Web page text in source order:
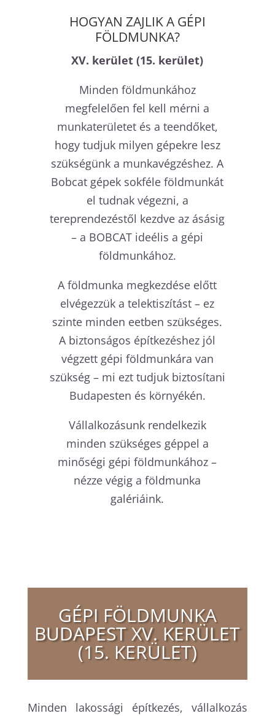
HOGYAN ZAJLIK A GÉPI
FÖLDMUNKA?
XV. kerület (15. kerület)
Minden földmunkához
megfelelően fel kell mérni a
munkaterületet és a teendőket,
hogy tudjuk milyen gépekre lesz
szükségünk a munkavégzéshez. A
Bobcat gépek sokféle földmunkát
el tudnak végezni, a
tereprendezéstől kezdve az ásásig
– a BOBCAT ideélis a gépi
földmunkához.
A földmunka megkezdése előtt
elvégezzük a telektiszítást – ez
szinte minden eetben szükséges.
A biztonságos építkezéshez jól
végzett gépi földmunkára van
szükség – mi ezt tudjuk biztosítani
Budapesten és környékén.
Vállalkozásunk rendelkezik
minden szükséges géppel a
minőségi gépi földmunkához –
nézze végig a földmunka
galériáink.
GÉPI FÖLDMUNKA
BUDAPEST XV. KERÜLET
(15. KERÜLET)
Minden lakossági építkezés, vállalkozás